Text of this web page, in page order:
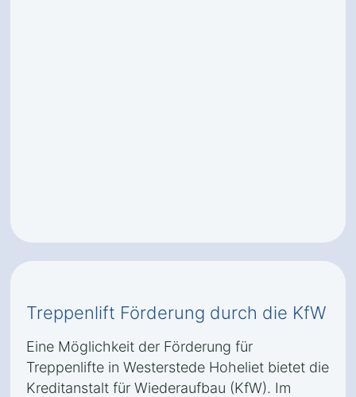
Treppenlift Förderung durch die KfW
Eine Möglichkeit der Förderung für
Treppenlifte in Westerstede Hoheliet bietet die
Kreditanstalt für Wiederaufbau (KfW). Im